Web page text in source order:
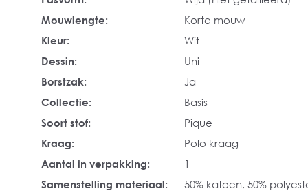
Mouwlengte:
Korte mouw
Kleur:
Wit
Dessin:
Uni
Borstzak:
Ja
Collectie:
Basis
Soort stof:
Pique
Kraag:
Polo kraag
Aantal in verpakking:
1
Samenstelling materiaal:
50% katoen, 50%